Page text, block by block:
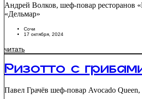
Андрей Волков, шеф-повар ресторанов
«Дельмар»
Сочи
17 октября, 2024
читать
Ризотто с
Павел Грачёв шеф-повар Avocado